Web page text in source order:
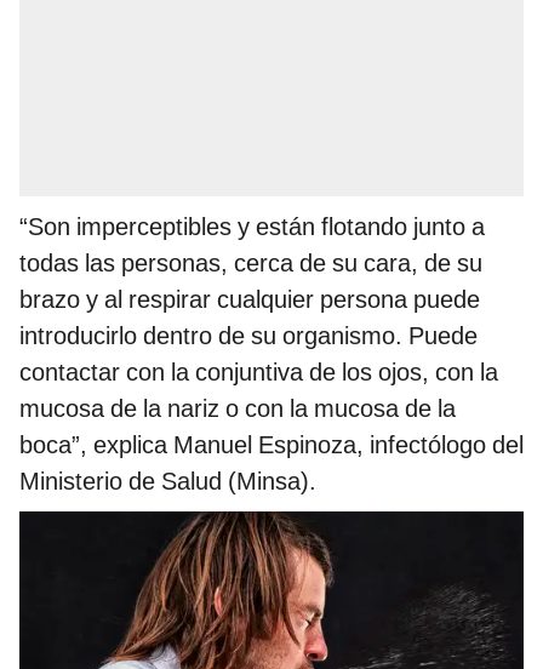
“Son imperceptibles y están flotando junto a
todas las personas, cerca de su cara, de su
brazo y al respirar cualquier persona puede
introducirlo dentro de su organismo. Puede
contactar con la conjuntiva de los ojos, con la
mucosa de la nariz o con la mucosa de la
boca”, explica Manuel Espinoza, infectólogo del
Ministerio de Salud (Minsa).